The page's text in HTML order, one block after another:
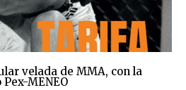
velada de MMA, con la
MENEO